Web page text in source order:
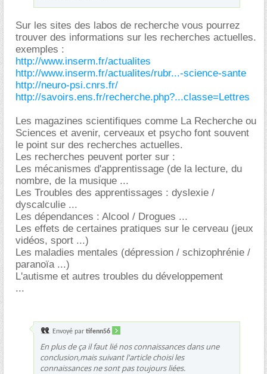
Sur les sites des labos de recherche vous pourrez
trouver des informations sur les recherches actuelles.
exemples :
http://www.inserm.fr/actualites
http://www.inserm.fr/actualites/rubr...-science-sante
http://neuro-psi.cnrs.fr/
http://savoirs.ens.fr/recherche.php?...classe=Lettres
Les magazines scientifiques comme La Recherche ou
Sciences et avenir, cerveaux et psycho font souvent
le point sur des recherches actuelles.
Les recherches peuvent porter sur :
Les mécanismes d'apprentissage (de la lecture, du
nombre, de la musique ...
Les Troubles des apprentissages : dyslexie /
dyscalculie ...
Les dépendances : Alcool / Drogues ...
Les effets de certaines pratiques sur le cerveau (jeux
vidéos, sport ...)
Les maladies mentales (dépression / schizophrénie /
paranoïa ...)
L'autisme et autres troubles du développement
...
Envoyé par tifenn56
En plus de ça il faut lié nos connaissances dans une
conclusion,mais suivant l'article choisi les
connaissances ne sont pas toujours liées.